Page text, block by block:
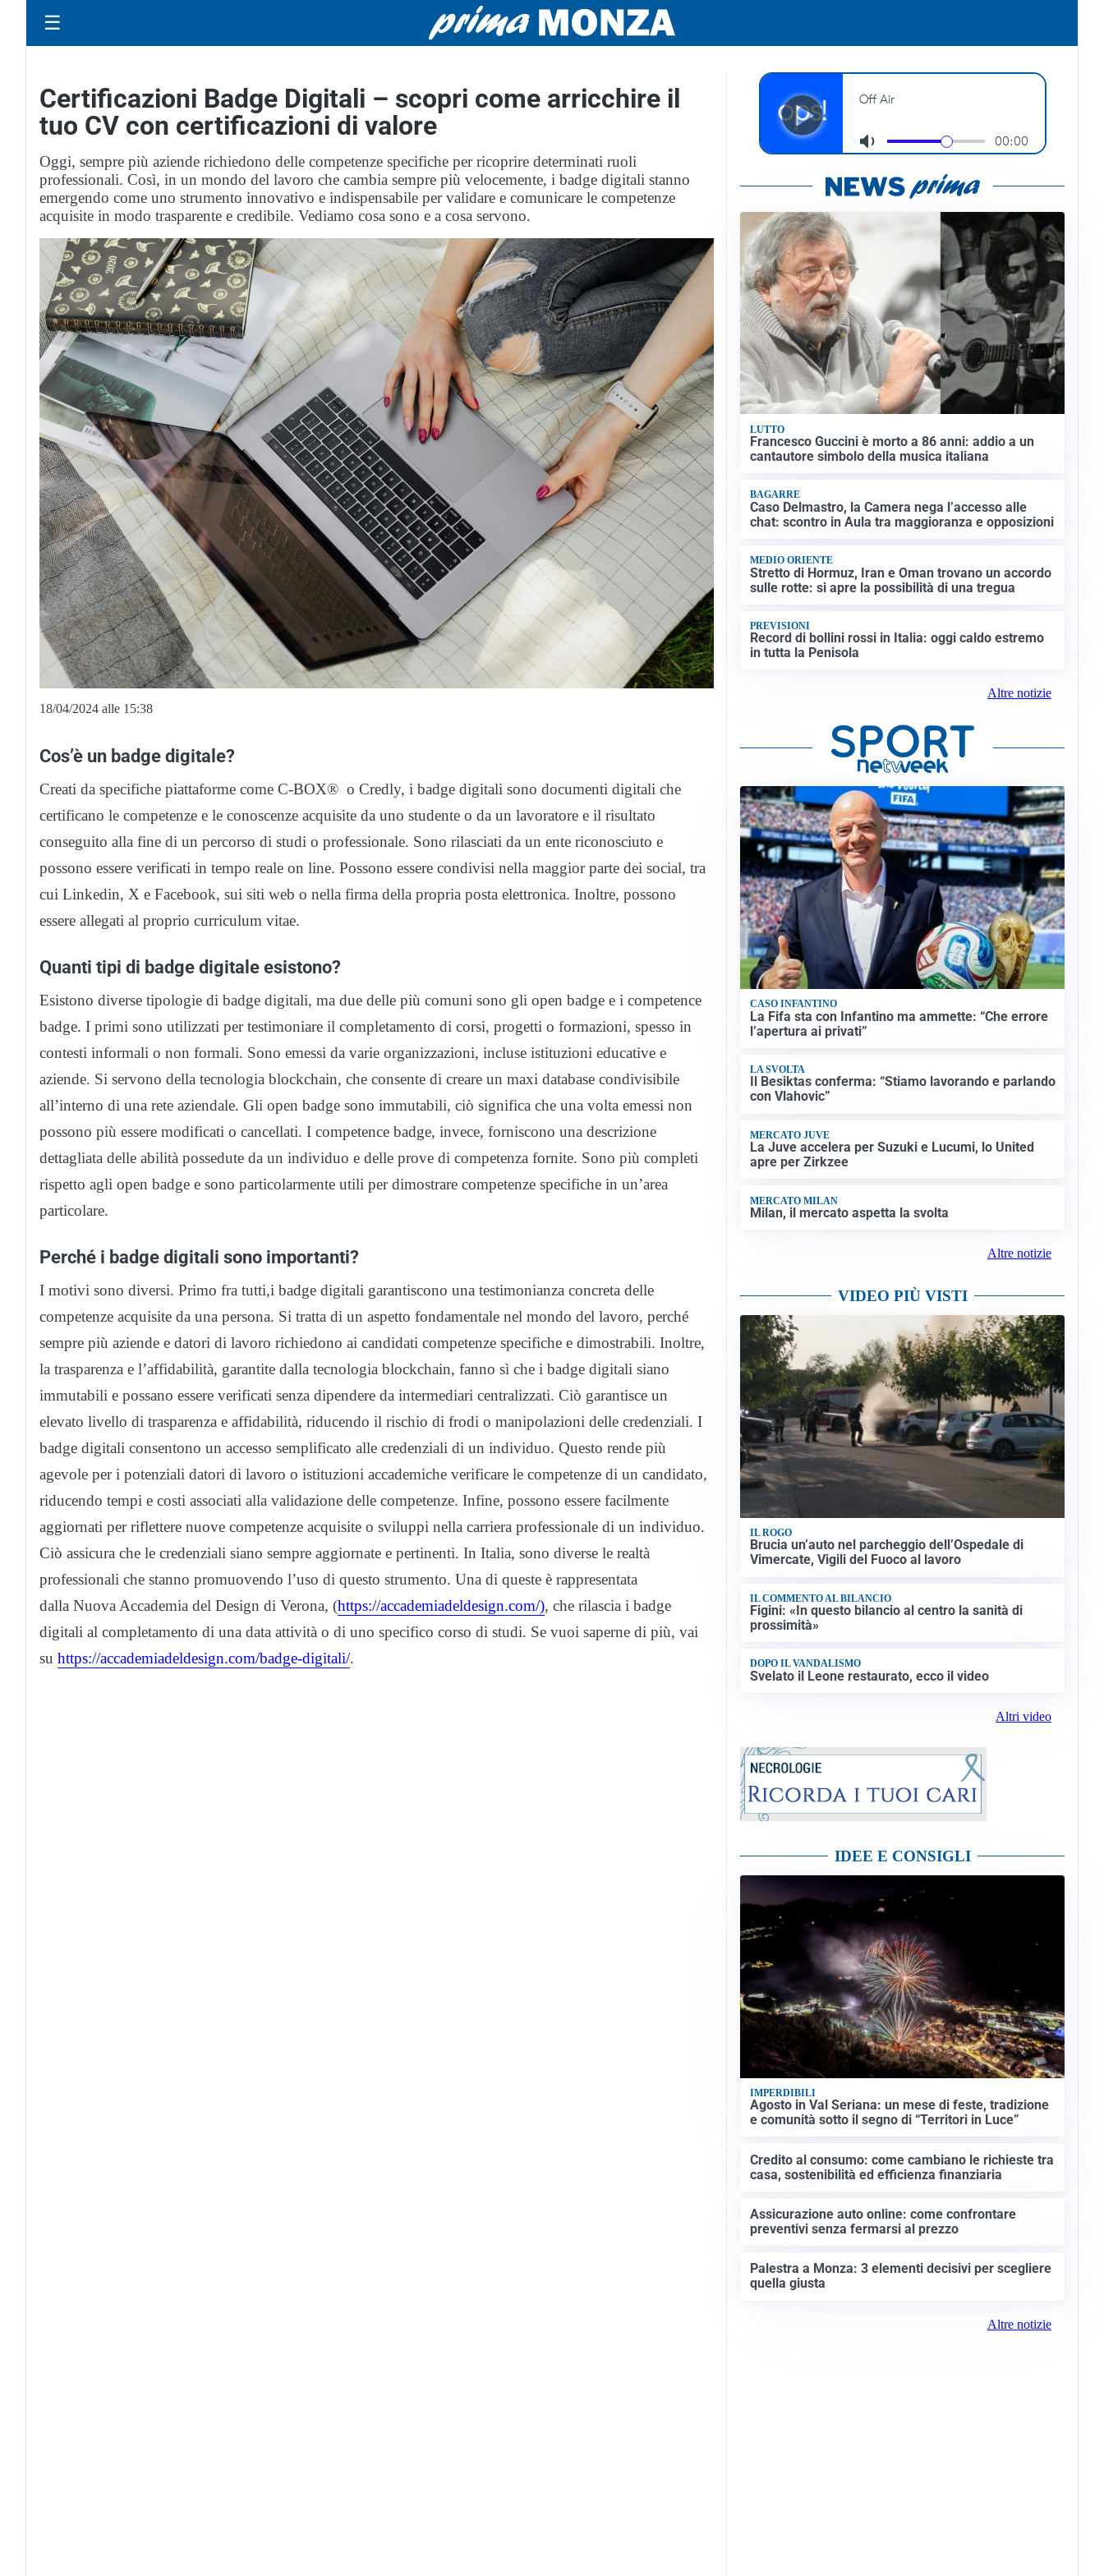
☰
Certificazioni Badge Digitali – scopri come arricchire il
tuo CV con certificazioni di valore
Oggi, sempre più aziende richiedono delle competenze specifiche per ricoprire determinati ruoli
professionali. Così, in un mondo del lavoro che cambia sempre più velocemente, i badge digitali stanno
emergendo come uno strumento innovativo e indispensabile per validare e comunicare le competenze
acquisite in modo trasparente e credibile. Vediamo cosa sono e a cosa servono.
18/04/2024 alle 15:38
Cos’è un badge digitale?
Creati da specifiche piattaforme come C-BOX® o Credly, i badge digitali sono documenti digitali che
certificano le competenze e le conoscenze acquisite da uno studente o da un lavoratore e il risultato
conseguito alla fine di un percorso di studi o professionale. Sono rilasciati da un ente riconosciuto e
possono essere verificati in tempo reale on line. Possono essere condivisi nella maggior parte dei social, tra
cui Linkedin, X e Facebook, sui siti web o nella firma della propria posta elettronica. Inoltre, possono
essere allegati al proprio curriculum vitae.
Quanti tipi di badge digitale esistono?
Esistono diverse tipologie di badge digitali, ma due delle più comuni sono gli open badge e i competence
badge. I primi sono utilizzati per testimoniare il completamento di corsi, progetti o formazioni, spesso in
contesti informali o non formali. Sono emessi da varie organizzazioni, incluse istituzioni educative e
aziende. Si servono della tecnologia blockchain, che consente di creare un maxi database condivisibile
all’interno di una rete aziendale. Gli open badge sono immutabili, ciò significa che una volta emessi non
possono più essere modificati o cancellati. I competence badge, invece, forniscono una descrizione
dettagliata delle abilità possedute da un individuo e delle prove di competenza fornite. Sono più completi
rispetto agli open badge e sono particolarmente utili per dimostrare competenze specifiche in un’area
particolare.
Perché i badge digitali sono importanti?
I motivi sono diversi. Primo fra tutti,i badge digitali garantiscono una testimonianza concreta delle
competenze acquisite da una persona. Si tratta di un aspetto fondamentale nel mondo del lavoro, perché
sempre più aziende e datori di lavoro richiedono ai candidati competenze specifiche e dimostrabili. Inoltre,
la trasparenza e l’affidabilità, garantite dalla tecnologia blockchain, fanno sì che i badge digitali siano
immutabili e possano essere verificati senza dipendere da intermediari centralizzati. Ciò garantisce un
elevato livello di trasparenza e affidabilità, riducendo il rischio di frodi o manipolazioni delle credenziali. I
badge digitali consentono un accesso semplificato alle credenziali di un individuo. Questo rende più
agevole per i potenziali datori di lavoro o istituzioni accademiche verificare le competenze di un candidato,
riducendo tempi e costi associati alla validazione delle competenze. Infine, possono essere facilmente
aggiornati per riflettere nuove competenze acquisite o sviluppi nella carriera professionale di un individuo.
Ciò assicura che le credenziali siano sempre aggiornate e pertinenti. In Italia, sono diverse le realtà
professionali che stanno promuovendo l’uso di questo strumento. Una di queste è rappresentata
dalla Nuova Accademia del Design di Verona, (https://accademiadeldesign.com/), che rilascia i badge
digitali al completamento di una data attività o di uno specifico corso di studi. Se vuoi saperne di più, vai
su https://accademiadeldesign.com/badge-digitali/.
LUTTO
Francesco Guccini è morto a 86 anni: addio a un
cantautore simbolo della musica italiana
BAGARRE
Caso Delmastro, la Camera nega l’accesso alle
chat: scontro in Aula tra maggioranza e opposizioni
MEDIO ORIENTE
Stretto di Hormuz, Iran e Oman trovano un accordo
sulle rotte: si apre la possibilità di una tregua
PREVISIONI
Record di bollini rossi in Italia: oggi caldo estremo
in tutta la Penisola
Altre notizie
CASO INFANTINO
La Fifa sta con Infantino ma ammette: “Che errore
l’apertura ai privati”
LA SVOLTA
Il Besiktas conferma: “Stiamo lavorando e parlando
con Vlahovic”
MERCATO JUVE
La Juve accelera per Suzuki e Lucumi, lo United
apre per Zirkzee
MERCATO MILAN
Milan, il mercato aspetta la svolta
Altre notizie
VIDEO PIÙ VISTI
IL ROGO
Brucia un’auto nel parcheggio dell’Ospedale di
Vimercate, Vigili del Fuoco al lavoro
IL COMMENTO AL BILANCIO
Figini: «In questo bilancio al centro la sanità di
prossimità»
DOPO IL VANDALISMO
Svelato il Leone restaurato, ecco il video
Altri video
IDEE E CONSIGLI
IMPERDIBILI
Agosto in Val Seriana: un mese di feste, tradizione
e comunità sotto il segno di “Territori in Luce”
Credito al consumo: come cambiano le richieste tra
casa, sostenibilità ed efficienza finanziaria
Assicurazione auto online: come confrontare
preventivi senza fermarsi al prezzo
Palestra a Monza: 3 elementi decisivi per scegliere
quella giusta
Altre notizie